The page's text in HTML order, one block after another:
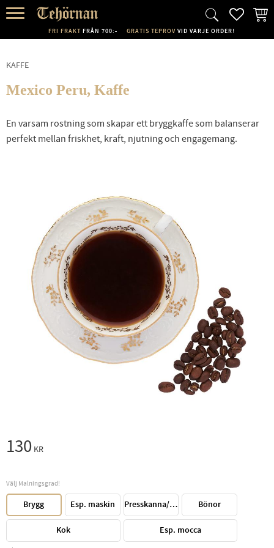
FRI FRAKT FRÅN 700:- GRATIS TEPROV VID VARJE ORDER!
KAFFE
Mexico Peru, Kaffe
En varsam rostning som skapar ett bryggkaffe som balanserar
perfekt mellan friskhet, kraft, njutning och engagemang.
130 KR
Välj Malningsgrad!
Brygg Esp. maskin Presskanna/PerkulatorBönor
Kok Esp. mocca